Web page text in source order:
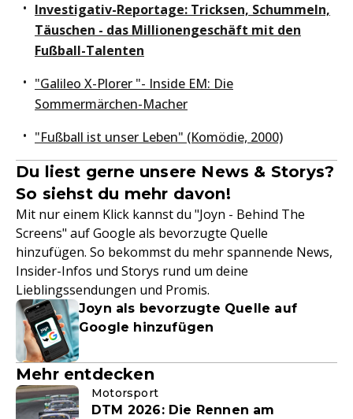
Investigativ-Reportage: Tricksen, Schummeln,
Täuschen - das Millionengeschäft mit den
Fußball-Talenten
"Galileo X-Plorer "- Inside EM: Die
Sommermärchen-Macher
"Fußball ist unser Leben" (Komödie, 2000)
Du liest gerne unsere News & Storys?
So siehst du mehr davon!
Mit nur einem Klick kannst du "Joyn - Behind The
Screens" auf Google als bevorzugte Quelle
hinzufügen. So bekommst du mehr spannende News,
Insider-Infos und Storys rund um deine
Lieblingssendungen und Promis.
Joyn als bevorzugte Quelle auf
Google hinzufügen
Mehr entdecken
Motorsport
DTM 2026: Die Rennen am